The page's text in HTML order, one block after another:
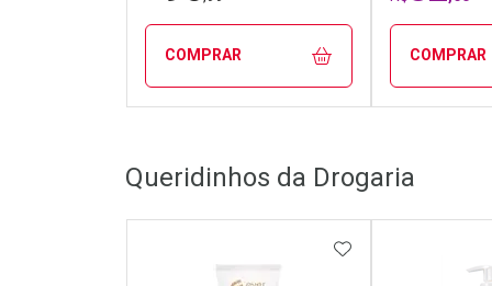
COMPRAR
Laboratório
Por Menos
COMPRAR
Por
Queridinhos da Drogaria
ADICIONAR AOS